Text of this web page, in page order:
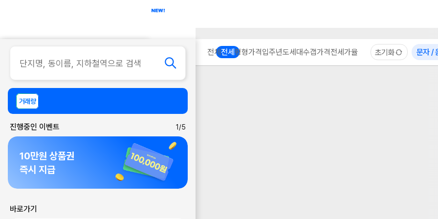
사무실
거래량
진행중인 이벤트 1/5
10만원 상품권
즉시 지급
바로가기
전체전세 평형가격입주년도세대수갭가격전세가율 초기화 문자 /